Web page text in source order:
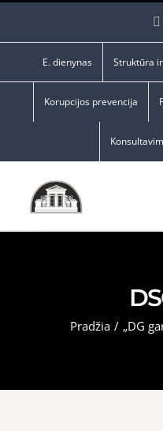
E. dienynas Struktūra
Korupcijos prevencija
Pradžia / „DG